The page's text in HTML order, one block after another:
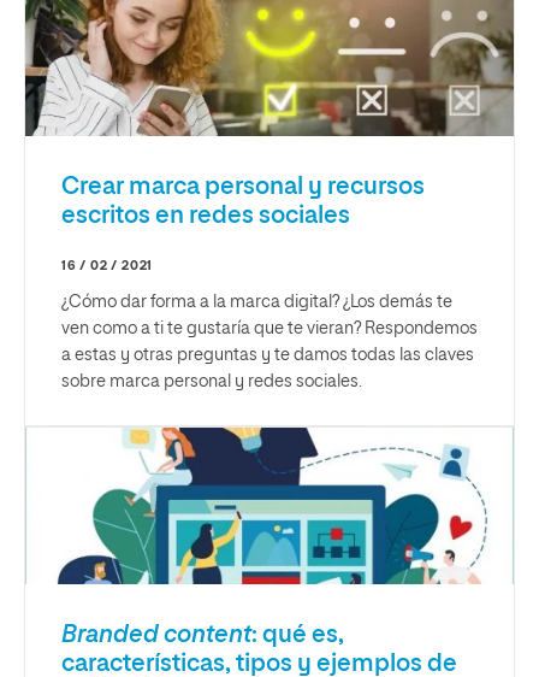
Crear marca personal y recursos
escritos en redes sociales
16 / 02 / 2021
¿Cómo dar forma a la marca digital? ¿Los demás te
ven como a ti te gustaría que te vieran? Respondemos
a estas y otras preguntas y te damos todas las claves
sobre marca personal y redes sociales.
Branded content: qué es,
características, tipos y ejemplos de